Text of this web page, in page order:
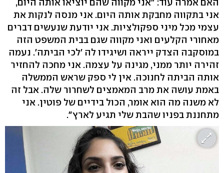
אני בתקווה מחבקת אותה היום. אני מנסה לנקות את
עצמי מכל מיני ספקולציות. אני יודעת שנעשים דברים
מאחורי הקלעים ואני מקווה שגם בבית המשפט הזה
במוסקבה הצדק ייראה ושיגידו לה 'לכי הביתה'. נעמה
זהירה יותר ממני, מגינה על עצמה. אני מחכה להחזיר
אותה הביתה לחנוכה. אין לי ספק שראש הממשלה
באמת עושה את מרב המאמצים לשחרור שלה. אבל זה
לא משנה מה הוא אומר, הכול בידיים של פוטין. אני
מתחננת בפניו שהבת שלי תגיע לארץ".